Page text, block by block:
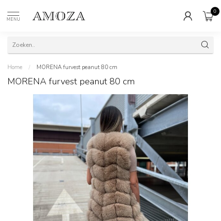
MENU
0
Home / MORENA furvest peanut 80 cm
MORENA furvest peanut 80 cm